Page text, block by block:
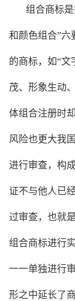
组合商标
和颜色组合”六
的商标，如“文
茂、形象生动
体组合注册时
风险也更大我
进行审查，构
证不与他人已
过审查，也就
组合商标进行
一一单独进行
形之中延长了